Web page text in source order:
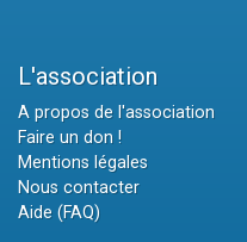
L'association
A propos de l'association
Faire un don !
Mentions légales
Nous contacter
Aide (FAQ)